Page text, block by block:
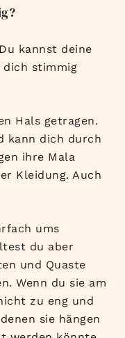
kannst deine
dich stimmig
Hals getragen.
kann dich durch
ihre Mala
Kleidung. Auch
ums
du aber
und Quaste
Wenn du sie am
zu eng und
sie hängen